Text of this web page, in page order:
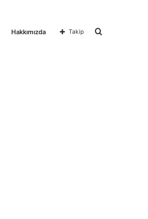
Hakkımızda Arama
Takip